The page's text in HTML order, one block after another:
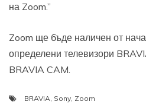
на Zoom.”
Zoom ще бъде наличен от
определени телевизори
BRAVIA CAM.
BRAVIA, Sony, Zoom